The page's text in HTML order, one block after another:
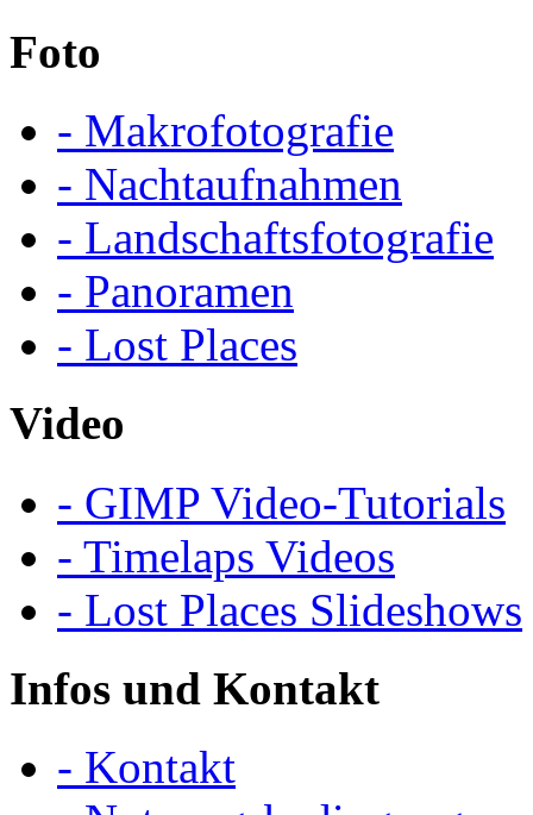
Foto
- Makrofotografie
- Nachtaufnahmen
- Landschaftsfotografie
- Panoramen
- Lost Places
Video
- GIMP Video-Tutorials
- Timelaps Videos
- Lost Places Slideshows
Infos und Kontakt
- Kontakt